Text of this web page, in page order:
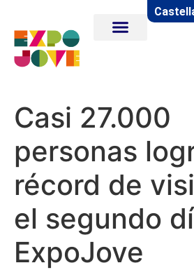
Casi 27.000
personas
récord de
el segundo
ExpoJove